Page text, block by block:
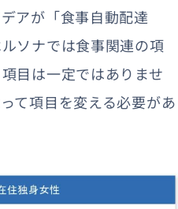
アが「食事自動配達
ソナでは食事関連の項
目は一定ではありませ
て項目を変える必要があ